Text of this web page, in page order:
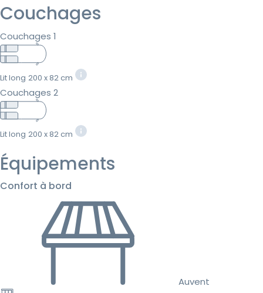
Couchages
Couchages 1
Lit long 200 x 82 cm
Couchages 2
Lit long 200 x 82 cm
Équipements
Confort à bord
Auvent